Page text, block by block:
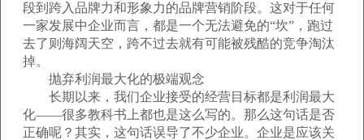
段到跨入品牌力和形象力的品牌营销阶段。这对于任何
一家发展中企业而言，都是一个无法避免的“坎”，跑过
去了则海阔天空，跨不过去就有可能被残酷的竞争淘汰
掉。
抛弃利润最大化的极端观念
长期以来，我们企业接受的经营目标都是利润最大
化——很多教科书上都也是这么写的。那么这句话是否
正确呢？其实，这句话误导了不少企业。企业是应该关